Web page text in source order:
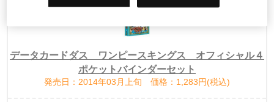
データカードダス ワンピースキングス オフィシャル４
ポケットバインダーセット
発売日：2014年03月上旬 価格：1,283円(税込)